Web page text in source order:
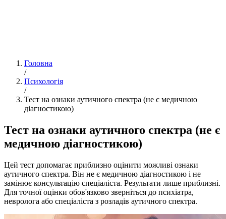
Головна
/
Психологія
/
Тест на ознаки аутичного спектра (не є медичною
діагностикою)
Тест на ознаки аутичного спектра (не є
медичною діагностикою)
Цей тест допомагає приблизно оцінити можливі ознаки
аутичного спектра. Він не є медичною діагностикою і не
замінює консультацію спеціаліста. Результати лише приблизні.
Для точної оцінки обов'язково зверніться до психіатра,
невролога або спеціаліста з розладів аутичного спектра.